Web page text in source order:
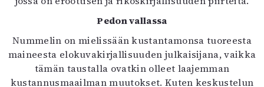
Pedon vallassa
Nummelin on mielissään kustantamonsa tuoreesta
maineesta elokuvakirjallisuuden julkaisijana, vaikka
tämän taustalla ovatkin olleet laajemman
kustannusmaailman muutokset. Kuten keskustelun